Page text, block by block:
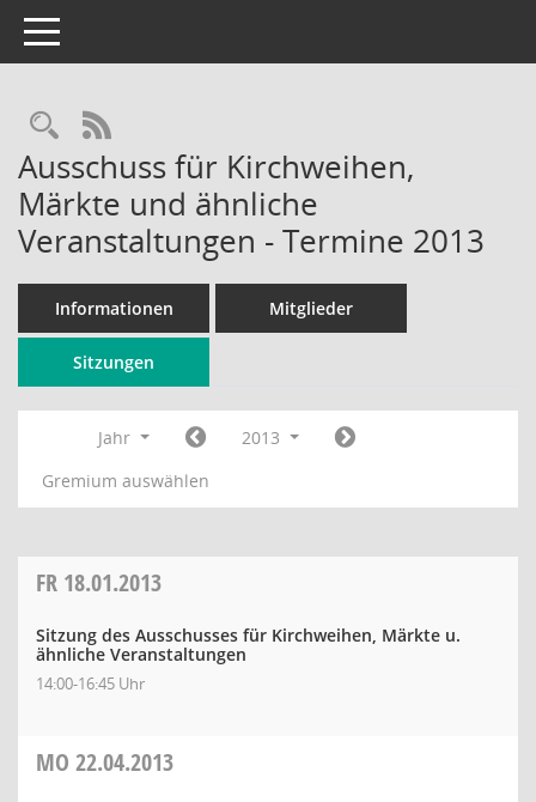
Toggle navigation
Rechercheauswahl
RSS-Feed
Ausschuss für Kirchweihen,
Märkte und ähnliche
Veranstaltungen - Termine 2013
Informationen Mitglieder
Sitzungen
Jahr
2013
Gremium auswählen
FR 18.01.2013
Sitzung des Ausschusses für Kirchweihen, Märkte u.
ähnliche Veranstaltungen
14:00-16:45 Uhr
MO 22.04.2013